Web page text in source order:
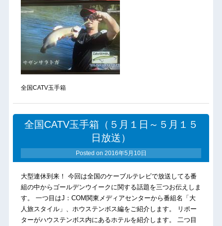
全国CATV玉手箱
全国CATV玉手箱（５月１日～５月１５
日放送）
Posted on 2016年5月10日
大型連休到来！ 今回は全国のケーブルテレビで放送してる番
組の中からゴールデンウイークに関する話題を三つお伝えしま
す。 一つ目はJ：COM関東メディアセンターから番組名「大
人旅スタイル」、ホウステンボス編をご紹介します。 リポー
ターがハウステンボス内にあるホテルを紹介します。 二つ目